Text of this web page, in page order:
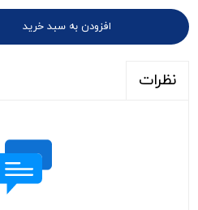
افزودن به سبد خرید
نظرات